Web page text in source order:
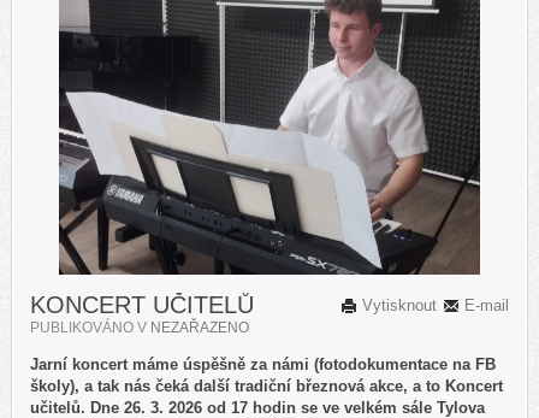
E-mail
Vytisknout
KONCERT UČITELŮ
PUBLIKOVÁNO V NEZAŘAZENO
Jarní koncert máme úspěšně za námi (fotodokumentace na FB
školy), a tak nás čeká další tradiční březnová akce, a to Koncert
učitelů. Dne 26. 3. 2026 od 17 hodin se ve velkém sále Tylova